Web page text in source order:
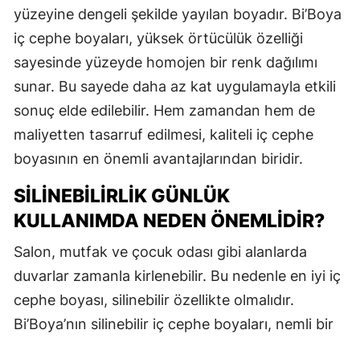
yüzeyine dengeli şekilde yayılan boyadır. Bi’Boya
iç cephe boyaları, yüksek örtücülük özelliği
sayesinde yüzeyde homojen bir renk dağılımı
sunar. Bu sayede daha az kat uygulamayla etkili
sonuç elde edilebilir. Hem zamandan hem de
maliyetten tasarruf edilmesi, kaliteli iç cephe
boyasının en önemli avantajlarından biridir.
SILINEBILIRLIK GÜNLÜK
KULLANIMDA NEDEN ÖNEMLIDIR?
Salon, mutfak ve çocuk odası gibi alanlarda
duvarlar zamanla kirlenebilir. Bu nedenle en iyi iç
cephe boyası, silinebilir özellikte olmalıdır.
Bi’Boya’nın silinebilir iç cephe boyaları, nemli bir